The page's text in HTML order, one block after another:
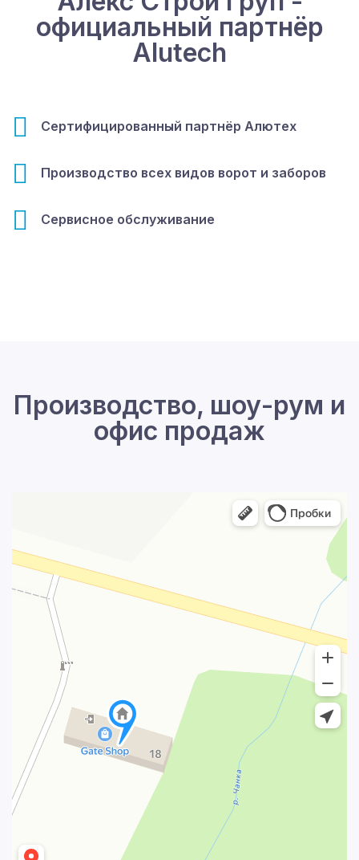
официальный партнёр
Alutech
Сертифицированный партнёр Алютех
Производство всех видов ворот и заборов
Сервисное обслуживание
Производство, шоу-рум и
офис продаж